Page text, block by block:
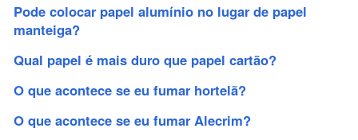
Pode colocar papel alumínio no lugar de papel
manteiga?
Qual papel é mais duro que papel cartão?
O que acontece se eu fumar hortelã?
O que acontece se eu fumar Alecrim?